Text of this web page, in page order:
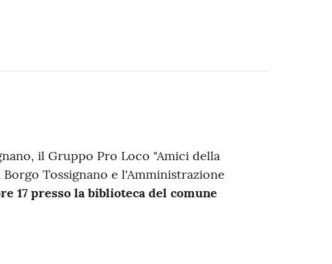
il Gruppo Pro Loco "Amici della
Tossignano e l'Amministrazione
17 presso la biblioteca del comune